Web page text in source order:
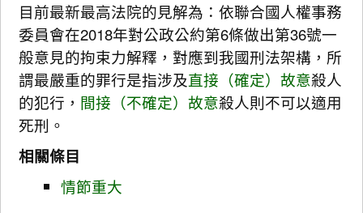
目前最新最高法院的見解為：依聯合國人權事務
委員會在2018年對公政公約第6條做出第36號一
般意見的拘束力解釋，對應到我國刑法架構，所
謂最嚴重的罪行是指涉及直接（確定）故意殺人
的犯行， 間接（不確定）故意殺人則不可以適用
死刑。
相關條目
情節重大